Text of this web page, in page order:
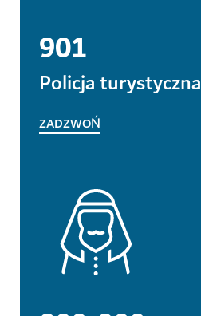
901
Policja turystyczna
ZADZWOŃ